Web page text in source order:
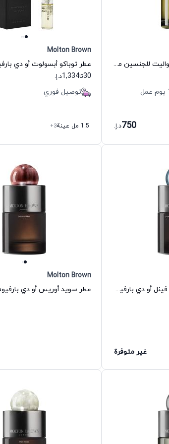
عطر أورنج برغموت أو دي تواليت للجنسين مولتون براون
750د.إ.
Molton Brown
30تا1,334د.إ.
توصيل فوري
1.5 مل عينة +3
عطر كوستال سايبرس سي فينل أو دي بارفيوم للجنسين مولتون براون
غير متوفرة
Molton Brown